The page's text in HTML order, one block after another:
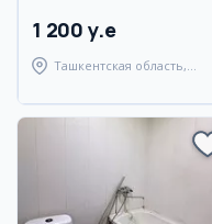
1 200 y.e
Ташкентская область,